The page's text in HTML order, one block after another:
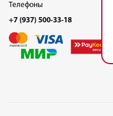
Телефоны
+7 (937) 500-33-18